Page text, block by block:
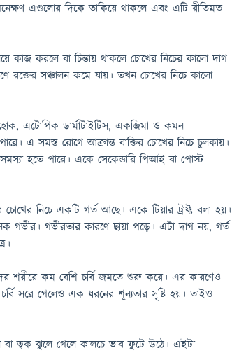
এগুলোর দিকে তাকিয়ে থাকলে এবং এটি রীতিমত
কাজ করলে বা চিন্তায় থাকলে চোখের নিচের কালো দাগ
রক্তের সঞ্চালন কমে যায়। তখন চোখের নিচে কালো
হোক, এটোপিক ডার্মাটাইটিস, একজিমা ও কমন
এ সমস্ত রোগে আক্রান্ত বাক্তির চোখের নিচে চুলকায়।
হতে পারে। একে সেকেন্ডারি পিআই বা পোস্ট
চোখের নিচে একটি গর্ত আছে। একে টিয়ার ট্রাফ্ট বলা হয়।
গভীর। গভীরতার কারণে ছায়া পড়ে। এটা দাগ নয়, গর্ত
শরীরে কম বেশি চর্বি জমতে শুরু করে। এর কারণেও
সরে গেলেও এক ধরনের শূন্যতার সৃষ্টি হয়। তাইও
বা ত্বক ঝুলে গেলে কালচে ভাব ফুটে উঠে। এইটা